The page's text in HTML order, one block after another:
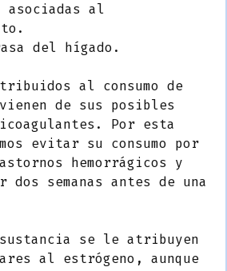
asociadas al
del hígado.
al consumo de
de sus posibles
Por esta
evitar su consumo por
hemorrágicos y
semanas antes de una
se le atribuyen
al estrógeno, aunque